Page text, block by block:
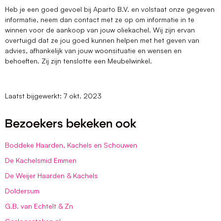
Heb je een goed gevoel bij Aparto B.V. en volstaat onze gegeven
informatie, neem dan contact met ze op om informatie in te
winnen voor de aankoop van jouw oliekachel. Wij zijn ervan
overtuigd dat ze jou goed kunnen helpen met het geven van
advies, afhankelijk van jouw woonsituatie en wensen en
behoeften. Zij zijn tenslotte een Meubelwinkel.
Laatst bijgewerkt: 7 okt. 2023
Bezoekers bekeken ook
Boddeke Haarden, Kachels en Schouwen
De Kachelsmid Emmen
De Weijer Haarden & Kachels
Doldersum
G.B. van Echtelt & Zn